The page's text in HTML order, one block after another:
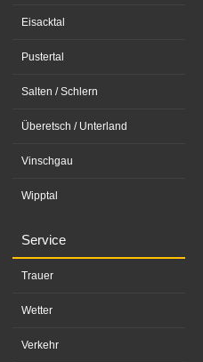
Eisacktal
Pustertal
Salten / Schlern
Überetsch / Unterland
Vinschgau
Wipptal
Service
Trauer
Wetter
Verkehr